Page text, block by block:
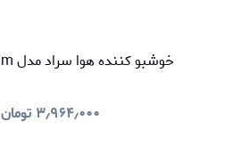
خوشبو کننده هوا سراد مدل Vanila Dream
۳٫۹۶۴٫۰۰۰ تومان